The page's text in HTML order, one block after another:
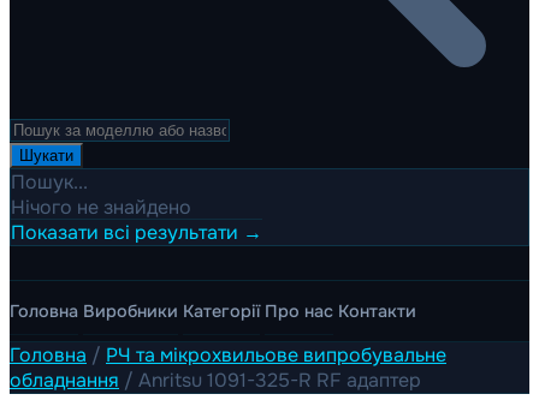
Шукати
Пошук...
Нічого не знайдено
Показати всі результати →
Головна Виробники Категорії Про нас Контакти
Головна / РЧ та мікрохвильове випробувальне
обладнання / Anritsu 1091-325-R RF адаптер